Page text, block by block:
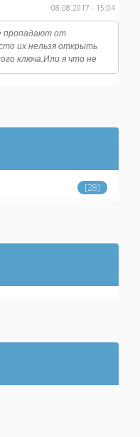
08.08.2017 - 15:04
пропадают от
их нельзя открыть
ключа.Или я что не
замок на банковских
[28]